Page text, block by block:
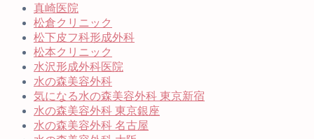
真崎医院
松倉クリニック
松下皮フ科形成外科
松本クリニック
水沢形成外科医院
水の森美容外科
気になる水の森美容外科 東京新宿
水の森美容外科 東京銀座
水の森美容外科 名古屋